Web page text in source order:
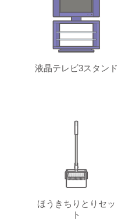
液晶テレビ3スタンド
ほうきちりとりセッ
ト